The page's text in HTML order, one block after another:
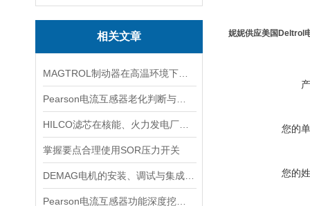
相关文章
掌握要点合理使用SOR压力开关
妮妮供应美国Deltrol
您的
您的